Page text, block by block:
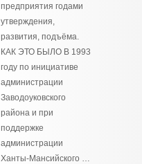
предприятия годами
утверждения,
развития, подъёма.
КАК ЭТО БЫЛО В 1993
году по инициативе
администрации
Заводоуковского
района и при
поддержке
администрации
Ханты-Мансийского …